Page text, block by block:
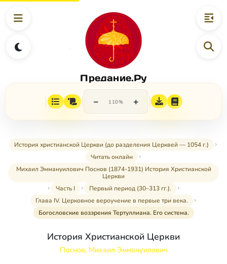
Предание.Ру
− 110% +
История христианской Церкви (до разделения Церквей — 1054 г.)
Читать онлайн
Михаил Эммануилович Поснов (1874-1931) История Христианской
Церкви
Часть I
Первый период (30–313 гг.).
Глава IV. Церковное вероучение в первые три века.
Богословские воззрения Тертуллиана. Его система.
История Христианской Церкви
Поснов, Михаил Эммануилович